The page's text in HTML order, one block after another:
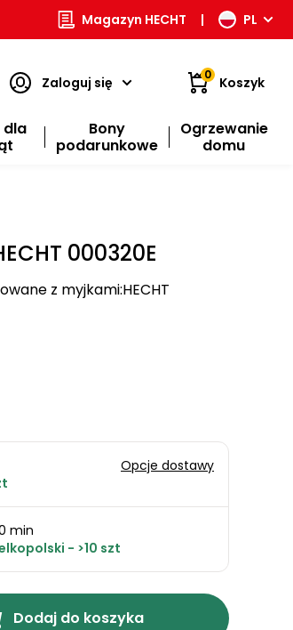
Magazyn HECHT | PL
Zaloguj się 0 Koszyk
dla
Bony
podarunkowe
Ogrzewanie
domu
000320E
z myjkami:HECHT
Opcje dostawy
min
- >10 szt
Dodaj do koszyka